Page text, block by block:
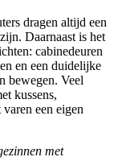
dragen altijd een
Daarnaast is het
cabinedeuren
en een duidelijke
bewegen. Veel
kussens,
een eigen
met